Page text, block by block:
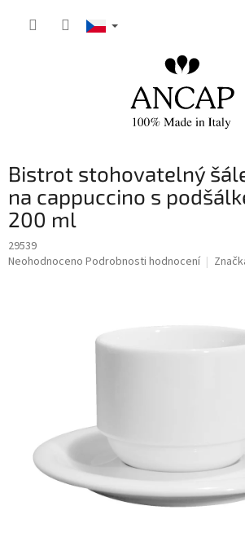
Bistrot stohovatelný
na cappuccino s
200 ml
29539
Průměrné
Neohodnoceno Podrobnosti hodnocení